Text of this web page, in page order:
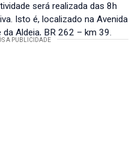
será realizada das 8h
Isto é, localizado na Avenida
Aldeia, BR 262 – km 39.